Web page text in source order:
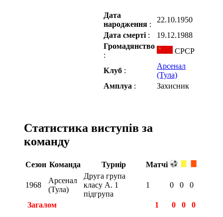
Дата
народження :
22.10.1950
Дата смерті :
19.12.1988
Громадянство
:
СРСР
Клуб :
Арсенал
(Тула)
Амплуа : Захисник
Статистика виступів за
команду
Сезон Команда Турнір Матчі
1968
Арсенал
(Тула)
Друга група
класу А. 1
підгрупа
1 0 0 0
Загалом 1 0 0 0